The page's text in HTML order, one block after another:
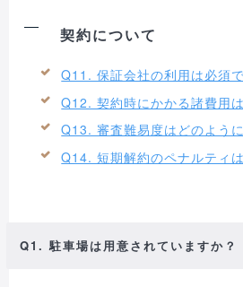
契約について
Q11. 保証会社の利用は必須
Q12. 契約時にかかる諸費用
Q13. 審査難易度はどのよう
Q14. 短期解約のペナルティ
Q1. 駐車場は用意されていますか？